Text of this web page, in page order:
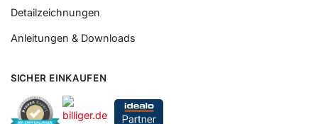
Detailzeichnungen
Anleitungen & Downloads
SICHER EINKAUFEN